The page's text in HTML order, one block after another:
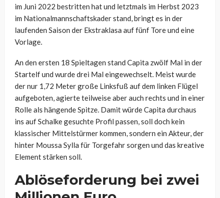
im Juni 2022 bestritten hat und letztmals im Herbst 2023
im Nationalmannschaftskader stand, bringt es in der
laufenden Saison der Ekstraklasa auf fünf Tore und eine
Vorlage.
An den ersten 18 Spieltagen stand Capita zwölf Mal in der
Startelf und wurde drei Mal eingewechselt. Meist wurde
der nur 1,72 Meter große Linksfuß auf dem linken Flügel
aufgeboten, agierte teilweise aber auch rechts und in einer
Rolle als hängende Spitze. Damit würde Capita durchaus
ins auf Schalke gesuchte Profil passen, soll doch kein
klassischer Mittelstürmer kommen, sondern ein Akteur, der
hinter Moussa Sylla für Torgefahr sorgen und das kreative
Element stärken soll.
Ablöseforderung bei zwei